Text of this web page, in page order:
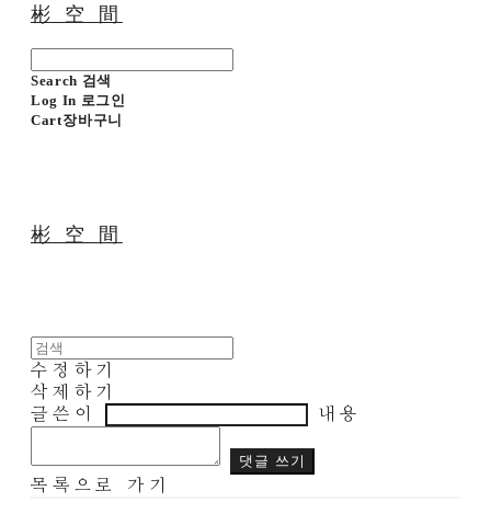
彬 空 間
Search 검색
Log In 로그인
Cart장바구니
彬 空 間
수정하기
삭제하기
글쓴이
내용
댓글 쓰기
목록으로 가기